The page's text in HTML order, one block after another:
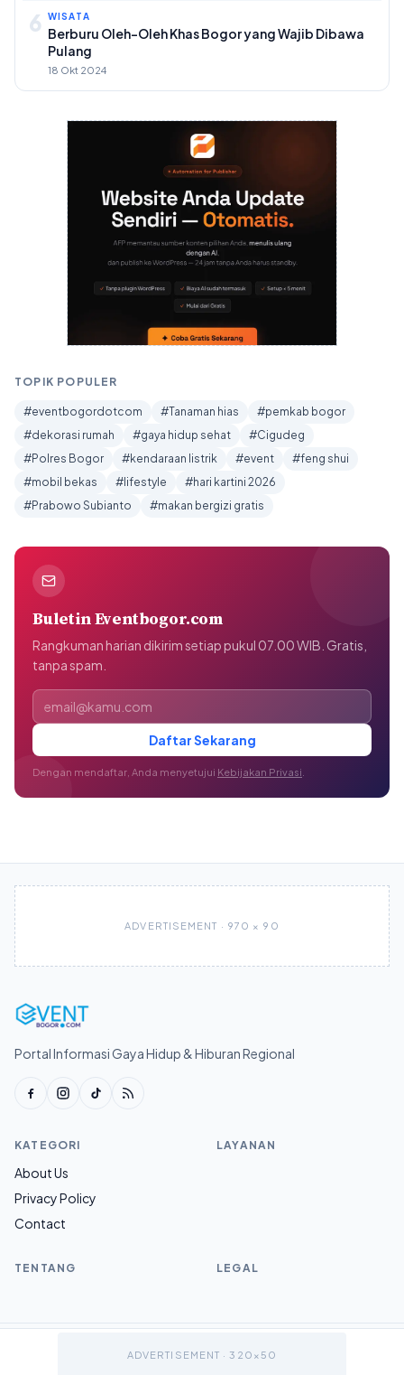
6 WISATA
Berburu Oleh-Oleh Khas Bogor yang Wajib Dibawa
Pulang
18 Okt 2024
TOPIK POPULER
#eventbogordotcom #Tanaman hias
#pemkab bogor
#dekorasi rumah
#gaya hidup sehat
#Cigudeg
#Polres Bogor
#kendaraan listrik #event
#feng shui
#mobil bekas
#lifestyle
#hari kartini 2026
#Prabowo Subianto
#makan bergizi gratis
Buletin Eventbogor.com
Rangkuman harian dikirim setiap pukul 07.00 WIB. Gratis,
tanpa spam.
Alamat email
Daftar Sekarang
Dengan mendaftar, Anda menyetujui Kebijakan Privasi
ADVERTISEMENT · 970 × 90
Portal Informasi Gaya Hidup & Hiburan Regional
KATEGORI
About Us
Privacy Policy
Contact
LAYANAN
TENTANG LEGAL
v1.0.0 Sitemap Ke atas
ADVERTISEMENT · 320×50